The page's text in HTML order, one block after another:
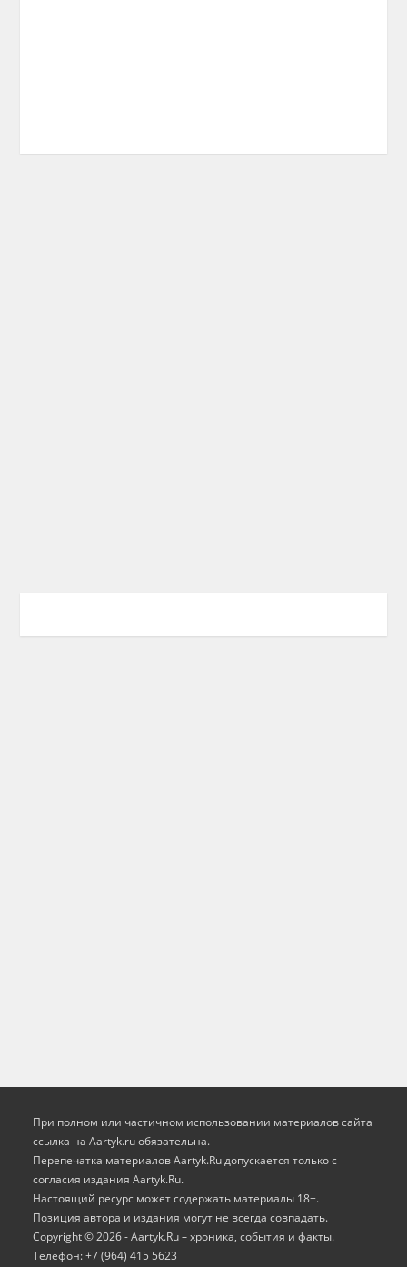
При полном или частичном использовании материалов сайта
ссылка на Aartyk.ru oбязательна.
Перепечатка материалов Aartyk.Ru допускается только с
согласия издания Aartyk.Ru.
Настоящий ресурс может содержать материалы 18+.
Позиция автора и издания могут не всегда совпадать.
Copyright © 2026 - Aartyk.Ru – хроника, события и факты.
Телефон: +7 (964) 415 5623